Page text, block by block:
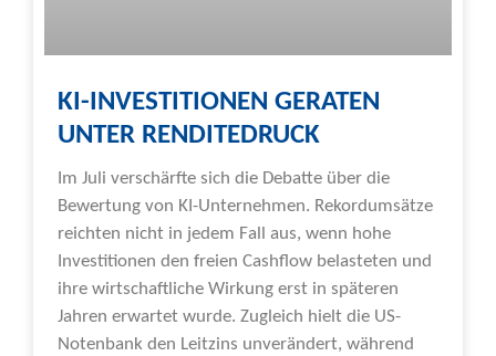
KI-INVESTITIONEN GERATEN
UNTER RENDITEDRUCK
Im Juli verschärfte sich die Debatte über die
Bewertung von KI-Unternehmen. Rekordumsätze
reichten nicht in jedem Fall aus, wenn hohe
Investitionen den freien Cashflow belasteten und
ihre wirtschaftliche Wirkung erst in späteren
Jahren erwartet wurde. Zugleich hielt die US-
Notenbank den Leitzins unverändert, während